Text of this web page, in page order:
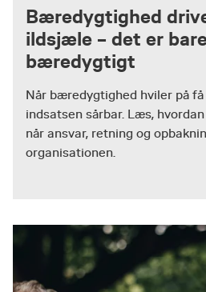
Bæredygtighed
ildsjæle – det er
bæredygtigt
Når bæredygtighed hviler på
indsatsen sårbar. Læs,
når ansvar, retning og
organisationen.